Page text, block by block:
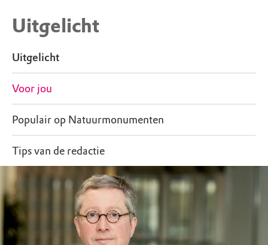
Uitgelicht
Uitgelicht
Voor jou
Populair op Natuurmonumenten
Tips van de redactie